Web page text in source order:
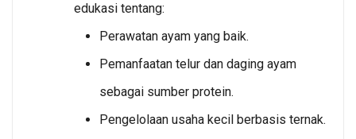
edukasi tentang:
Perawatan ayam yang baik.
Pemanfaatan telur dan daging ayam
sebagai sumber protein.
Pengelolaan usaha kecil berbasis ternak.